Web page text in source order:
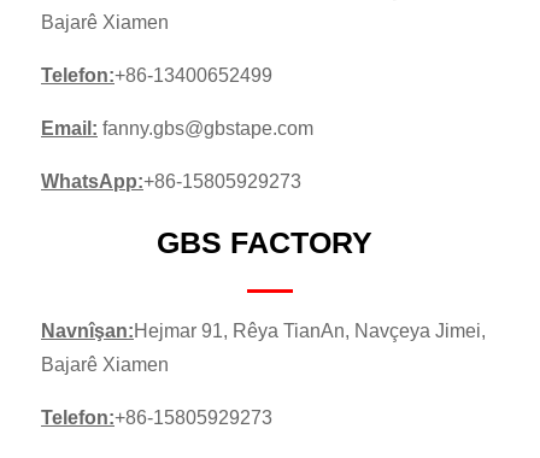
Bajarê Xiamen
Telefon:+86-13400652499
Email: fanny.gbs@gbstape.com
WhatsApp:+86-15805929273
GBS FACTORY
Navnîşan:Hejmar 91, Rêya TianAn, Navçeya Jimei,
Bajarê Xiamen
Telefon:+86-15805929273